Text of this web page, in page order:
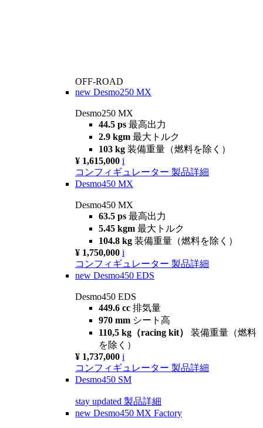
OFF-ROAD
new Desmo250 MX
Desmo250 MX
44.5 ps 最高出力
2.9 kgm 最大トルク
103 kg 装備重量（燃料を除く）
¥ 1,615,000 i
コンフィギュレーター 製品詳細
Desmo450 MX
Desmo450 MX
63.5 ps 最高出力
5.45 kgm 最大トルク
104.8 kg 装備重量（燃料を除く）
¥ 1,750,000 i
コンフィギュレーター 製品詳細
new Desmo450 EDS
Desmo450 EDS
449.6 cc 排気量
970 mm シート高
110,5 kg（racing kit） 装備重量（燃料
を除く）
¥ 1,737,000 i
コンフィギュレーター 製品詳細
Desmo450 SM
stay updated 製品詳細
new Desmo450 MX Factory